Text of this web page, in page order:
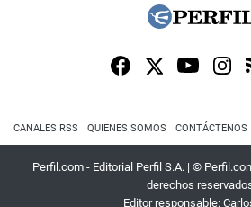
CANALES RSS QUIENES SOMOS CONTÁCTENOS
Perfil.com - Editorial Perfil S.A. | ©
derechos
Editor responsable: